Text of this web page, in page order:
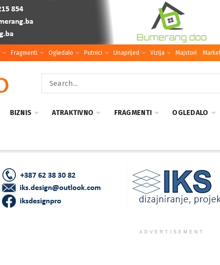
Fragmenti Ogledalo Putnici Unaprijed Vizija Majstori
BIZNIS ATRAKTIVNO FRAGMENTI OGLEDALO
ADVERTISEMENT